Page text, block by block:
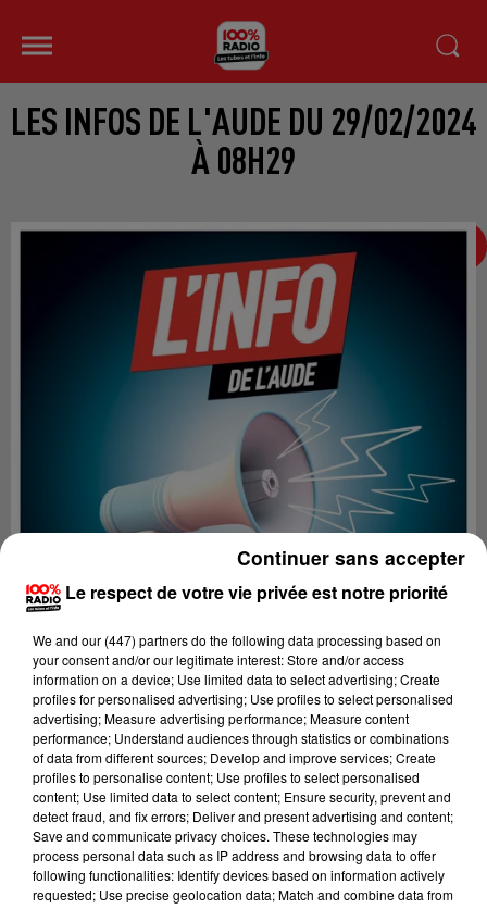
LES INFOS DE L'AUDE DU 29/02/2024
À 08H29
Lecture (4 min 10 sec)
Le respect de votre vie privée est notre priorité
We and our (447) partnersdo the following data processing based on
your consent and/or our legitimate interest: Store and/or access
information on a device; Use limited data to select advertising; Create
profiles for personalised advertising; Use profiles to select personalised
advertising; Measure advertising performance; Measure content
performance; Understand audiences through statistics or combinations
of data from different sources; Develop and improve services; Create
profiles to personalise content; Use profiles to select personalised
content; Use limited data to select content; Ensure security, prevent and
detect fraud, and fix errors; Deliver and present advertising and content;
Save and communicate privacy choices. These technologies may
process personal data such as IP address and browsing data to offer
following functionalities: Identify devices based on information actively
requested; Use precise geolocation data; Match and combine data from
Continuer sans accepter